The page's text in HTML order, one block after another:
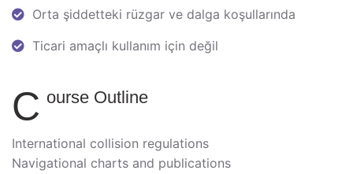
Orta şiddetteki rüzgar ve dalga koşullarında
Ticari amaçlı kullanım için değil
C ourse Outline
International collision regulations
Navigational charts and publications